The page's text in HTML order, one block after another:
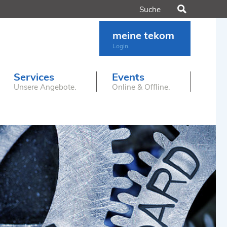
Services
Unsere Angebote.
Events
Online & Offline.
meine tekom
Login.